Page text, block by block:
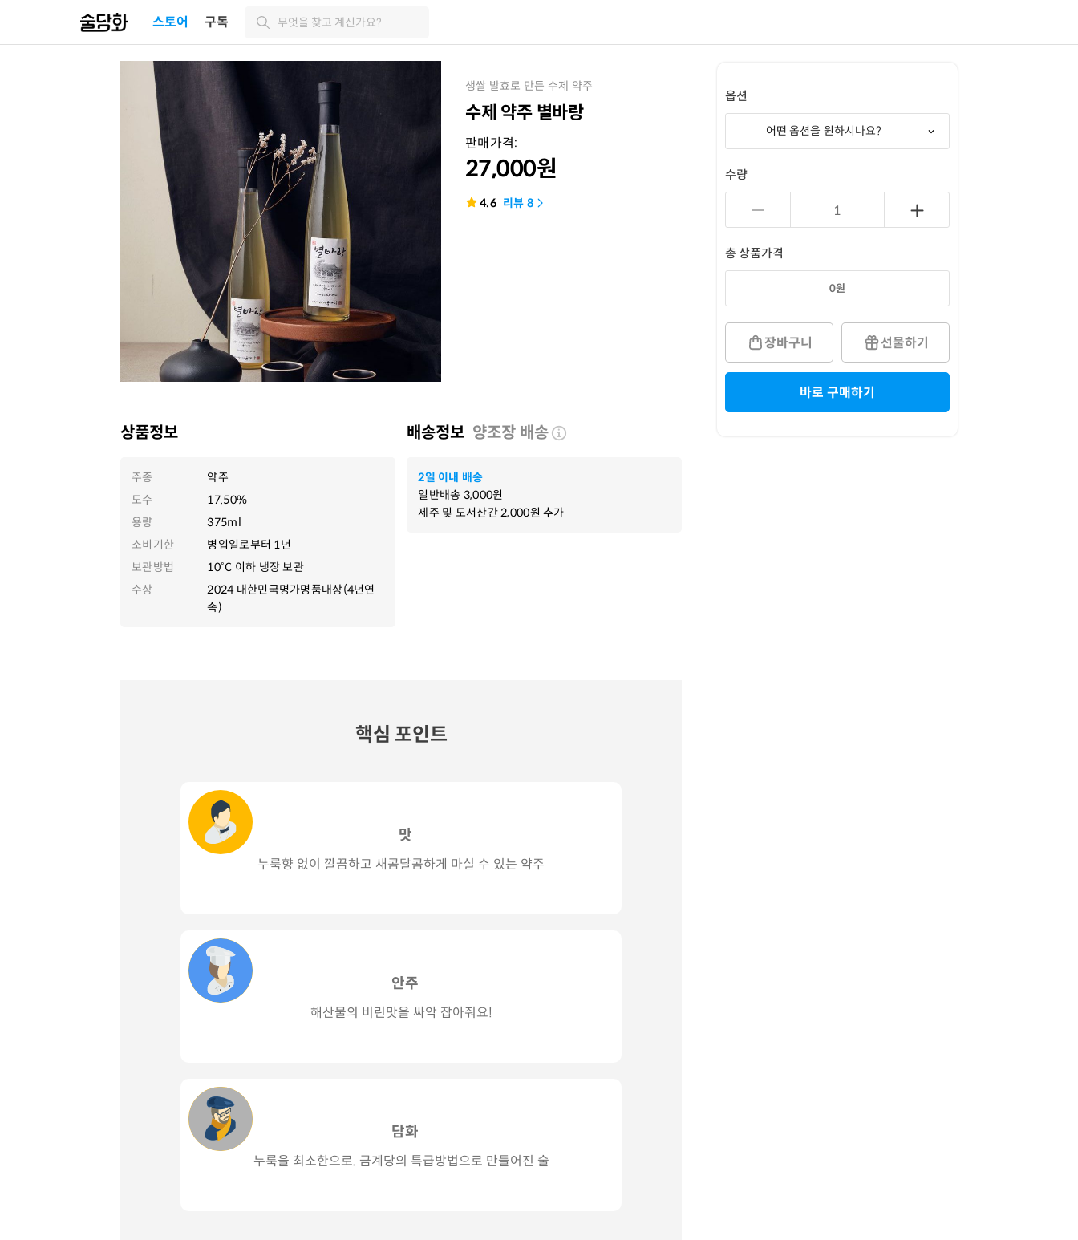
스토어 구독 무엇을 찾고 계신가요?
생쌀 발효로 만든 수제 약주
수제 약주 별바랑
판매가격:
27,000원
4.6 리뷰 8
상품정보
주종
약주
도수
17.50%
용량
375ml
소비기한
병입일로부터 1년
보관방법
10˚C 이하 냉장 보관
수상
2024 대한민국명가명품대상(4년연
속)
배송정보 양조장 배송
2일 이내 배송
일반배송 3,000원
제주 및 도서산간2,000원 추가
핵심 포인트
맛
누룩향 없이 깔끔하고 새콤달콤하게 마실 수 있는 약주
안주
해산물의 비린맛을 싸악 잡아줘요!
담화
누룩을 최소한으로. 금계당의 특급방법으로 만들어진 술
옵션
어떤 옵션을 원하시나요?
수량
총 상품가격
0원
장바구니 선물하기
바로 구매하기